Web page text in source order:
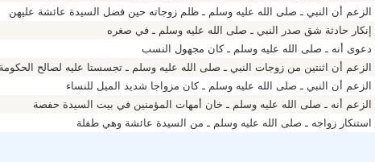
الزعم أن النبي ـ صلى الله عليه وسلم ـ ظلم زوجاته حين فضل السيدة عائشة عليهن
إنكار حادثة شق صدر النبي ـ صلى الله عليه وسلم ـ في صغره
دعوى أنه ـ صلى الله عليه وسلم ـ كان مجهول النسب
الزعم أن اثنتين من زوجات النبي ـ صلى الله عليه وسلم ـ تجسستا عليه لصالح الحكومة
الزعم أن النبي ـ صلى الله عليه وسلم ـ كان مزواجا شديد الميل للنساء
الزعم أنه ـ صلى الله عليه وسلم ـ خان أمهات المؤمنين في بيت السيدة حفصة
استنكار زواجه ـ صلى الله عليه وسلم ـ من السيدة عائشة وهي طفلة